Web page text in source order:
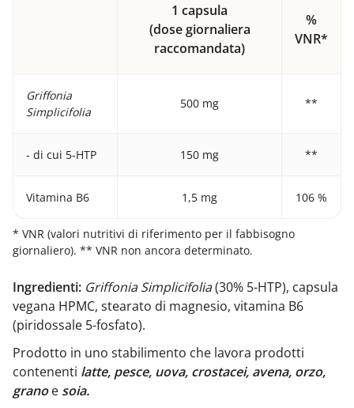
1 capsula
(dose giornaliera
raccomandata)
%
VNR*
Griffonia
Simplicifolia
500 mg **
- di cui 5-HTP 150 mg **
Vitamina B6 1,5 mg 106 %
* VNR (valori nutritivi di riferimento per il fabbisogno
giornaliero). ** VNR non ancora determinato.
Ingredienti: Griffonia Simplicifolia(30% 5-HTP), capsula
vegana HPMC, stearato di magnesio, vitamina B6
(piridossale 5-fosfato).
Prodotto in uno stabilimento che lavora prodotti
contenenti latte, pesce, uova, crostacei, avena, orzo,
grano e soia.